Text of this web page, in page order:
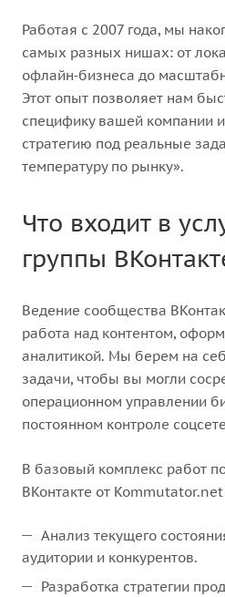
Работая с 2007 года, мы
самых разных нишах: от
офлайн‑бизнеса до
Этот опыт позволяет нам
специфику вашей компании
стратегию под реальные
температуру по рынку».
Что входит в
группы
Ведение сообщества
работа над контентом,
аналитикой. Мы берем на
задачи, чтобы вы могли
операционном управлении
постоянном контроле
В базовый комплекс работ
ВКонтакте от
Анализ текущего
аудитории и конкурентов.
Разработка стратегии